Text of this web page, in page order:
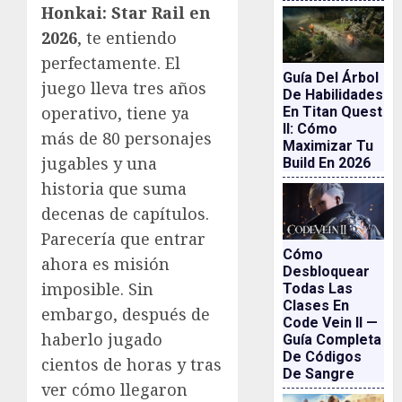
Honkai: Star Rail en
2026, te entiendo
perfectamente. El
juego lleva tres años
operativo, tiene ya
más de 80 personajes
jugables y una
historia que suma
decenas de capítulos.
Parecería que entrar
ahora es misión
imposible. Sin
embargo, después de
haberlo jugado
cientos de horas y tras
ver cómo llegaron
Guía Del Árbol
De Habilidades
En Titan Quest
II: Cómo
Maximizar Tu
Build En 2026
Cómo
Desbloquear
Todas Las
Clases En
Code Vein II —
Guía Completa
De Códigos
De Sangre